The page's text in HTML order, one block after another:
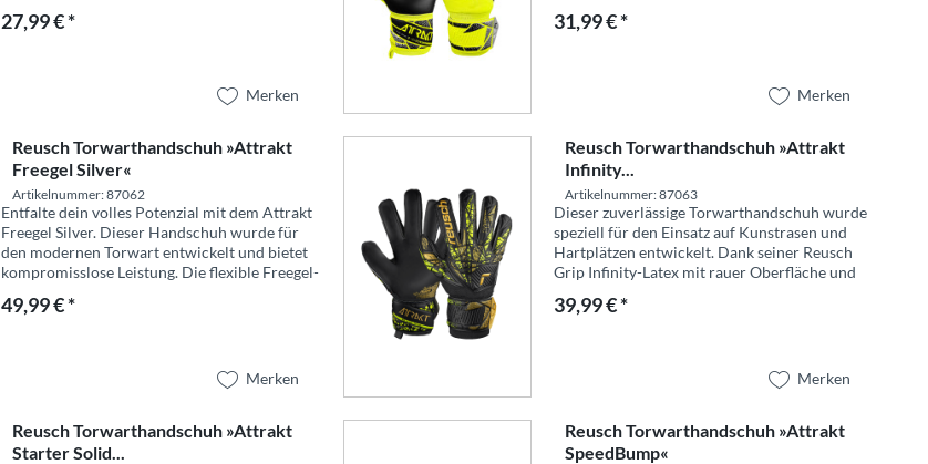
Haltbarkeit auf...
27,99 € *
Merken
Handfläche und erhöht so...
31,99 € *
Merken
Reusch Torwarthandschuh »Attrakt
Freegel Silver«
Artikelnummer: 87062
Entfalte dein volles Potenzial mit dem Attrakt
Freegel Silver. Dieser Handschuh wurde für
den modernen Torwart entwickelt und bietet
kompromisslose Leistung. Die flexible Freegel-
kraftvolle...
49,99 € *
Merken
Reusch Torwarthandschuh »Attrakt
Infinity...
Artikelnummer: 87063
Dieser zuverlässige Torwarthandschuh wurde
speziell für den Einsatz auf Kunstrasen und
Hartplätzen entwickelt. Dank seiner Reusch
Grip Infinity-Latex mit rauer Oberfläche und
und maximale...
39,99 € *
Merken
Reusch Torwarthandschuh »Attrakt
Starter Solid...
Reusch Torwarthandschuh »Attrakt
SpeedBump«